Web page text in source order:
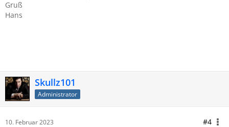
Gruß
Hans
Skullz101
Administrator
10. Februar 2023 #4